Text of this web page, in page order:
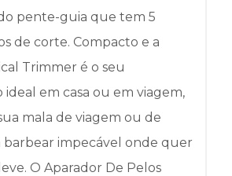
pente-guia que tem 5
de corte. Compacto e a
Trimmer é o seu
em casa ou em viagem,
mala de viagem ou de
barbear impecável onde quer
O Aparador De Pelos